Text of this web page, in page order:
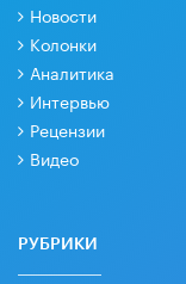
Новости
Колонки
Аналитика
Интервью
Рецензии
Видео
РУБРИКИ